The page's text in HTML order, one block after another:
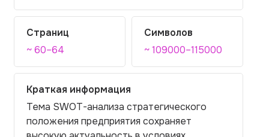
Страниц
~ 60–64
Символов
~ 109000–115000
Краткая информация
Тема SWOT-анализа стратегического
положения предприятия сохраняет